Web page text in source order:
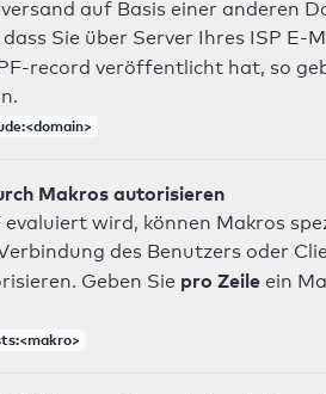
auf Basis einer anderen
Sie über Server Ihres ISP E-
record veröffentlicht hat, so
Makros autorisieren
evaluiert wird, können Makros
des Benutzers oder
Geben Sie pro Zeile ein